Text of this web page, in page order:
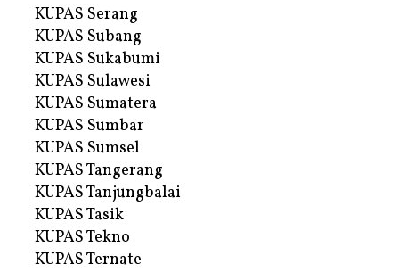
KUPAS Serang
KUPAS Subang
KUPAS Sukabumi
KUPAS Sulawesi
KUPAS Sumatera
KUPAS Sumbar
KUPAS Sumsel
KUPAS Tangerang
KUPAS Tanjungbalai
KUPAS Tasik
KUPAS Tekno
KUPAS Ternate